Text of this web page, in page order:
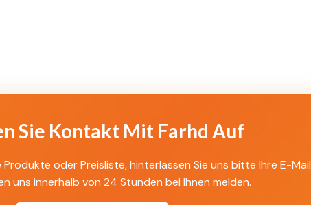
Sie Kontakt Mit Farhd Auf
oder Preisliste, hinterlassen Sie uns bitte Ihre E-Mail
uns innerhalb von 24 Stunden bei Ihnen melden.